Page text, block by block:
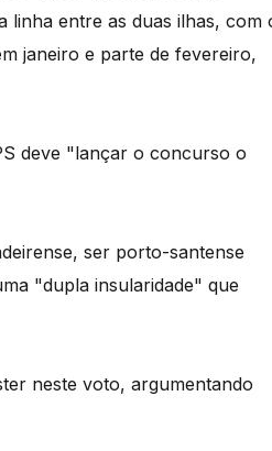
linha entre as duas ilhas, com
janeiro e parte de fevereiro,
deve "lançar o concurso o
ser porto-santense
"dupla insularidade" que
neste voto, argumentando